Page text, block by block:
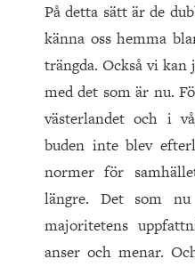
På detta sätt är de
känna oss hemma
trängda. Också vi
med det som är nu.
västerlandet och i
buden inte blev
normer för
längre. Det som
majoritetens
anser och menar.